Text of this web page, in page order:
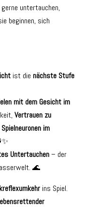
untertauchen,
beginnen, sich
ist die nächste Stufe
mit dem Gesicht im
Vertrauen zu
Spielneuronen im
Untertauchen– der
🌊
ins Spiel.